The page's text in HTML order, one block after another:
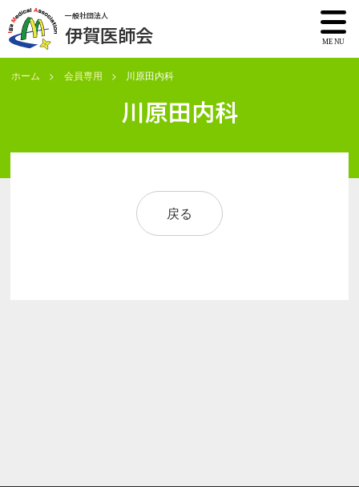
一般社団法人
伊賀医師会
ホーム 会員専用 川原田内科
川原田内科
戻る